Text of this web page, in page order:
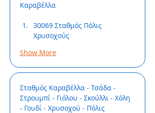
Καραβέλλα
30069 Σταθμός Πόλις
Χρυσοχούς
Show More
Σταθμός Καραβέλλα - Τσάδα -
Στρουμπί - Γιόλου - Σκούλλι - Χόλη
- Γουδί - Χρυσοχού - Πόλις